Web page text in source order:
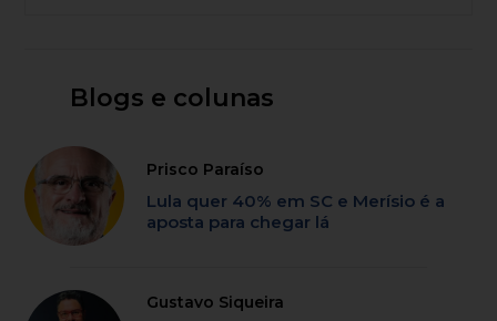
Blogs e colunas
Prisco Paraíso
Lula quer 40% em SC e Merísio é a
aposta para chegar lá
Gustavo Siqueira